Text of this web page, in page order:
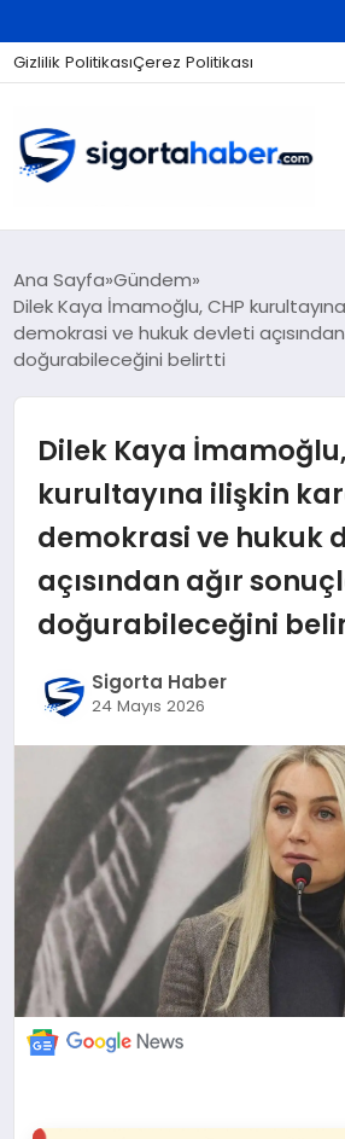
Gizlilik PolitikasıÇerez Politikası
SIGORTA
BES / HAYAT
EKONOMI
DÜNYA
BILIM VE TEKNOLOJI
OTOMOBIL
KÜNYE
İLETIŞIM
Ana Sayfa Gündem
Dilek Kaya İmamoğlu, CHP
demokrasi ve hukuk devleti
doğurabileceğini belirtti
Dilek Kaya
kurultayına ilişkin
demokrasi ve hukuk
açısından ağır
doğurabileceğini
Sigorta Haber
24 Mayıs 2026